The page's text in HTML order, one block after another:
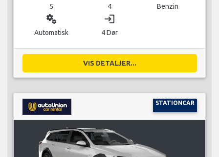
5 4 Benzin
miscellaneous_services
Automatisk
login
4 Dør
VIS DETALJER...
STATIONCAR